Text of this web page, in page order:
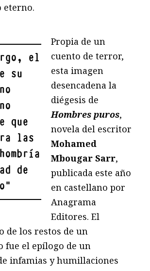
eterno.
el
su
que
las
de
"
Propia de un
cuento de terror,
esta imagen
desencadena la
diégesis de
Hombres puros,
novela del escritor
Mohamed
Mbougar Sarr,
publicada este año
en castellano por
Anagrama
Editores. El
de los restos de un
fue el epílogo de un
infamias y humillaciones